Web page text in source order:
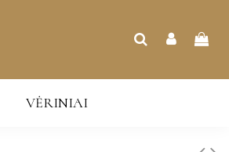
VĖRINIAI